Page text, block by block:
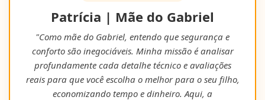
Patrícia | Mãe do Gabriel
"Como mãe do Gabriel, entendo que segurança e
conforto são inegociáveis. Minha missão é analisar
profundamente cada detalhe técnico e avaliações
reais para que você escolha o melhor para o seu filho,
economizando tempo e dinheiro. Aqui, a